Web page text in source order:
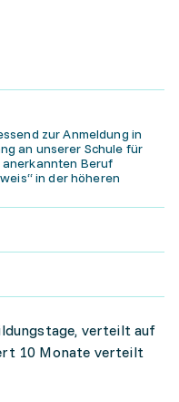
zur Anmeldung in
an unserer Schule für
Beruf
in der höheren
verteilt auf
10 Monate verteilt